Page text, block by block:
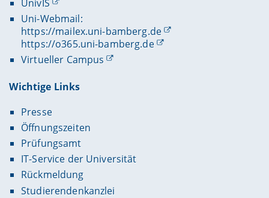
UnivIS
Uni-Webmail:
https://mailex.uni-bamberg.de
https://o365.uni-bamberg.de
Virtueller Campus
Wichtige Links
Presse
Öffnungszeiten
Prüfungsamt
IT-Service der Universität
Rückmeldung
Studierendenkanzlei